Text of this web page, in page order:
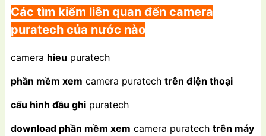
Các tìm kiếm liên quan đến camera
puratech của nước nào
camera hieu puratech
phần mềm xem camera puratech trên điện thoại
cấu hình đầu ghi puratech
download phần mềm xem camera puratech trên máy